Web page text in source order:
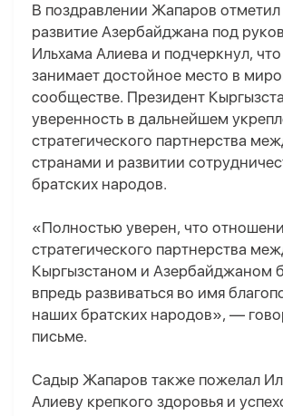
В поздравлении Жапаров
развитие Азербайджана под
Ильхама Алиева и подчеркнул,
занимает достойное место в
сообществе. Президент
уверенность в дальнейшем
стратегического партнерства
странами и развитии
братских народов.
«Полностью уверен, что
стратегического партнерства
Кыргызстаном и Азербайджаном
впредь развиваться во имя
наших братских народов», —
письме.
Садыр Жапаров также пожелал
Алиеву крепкого здоровья и